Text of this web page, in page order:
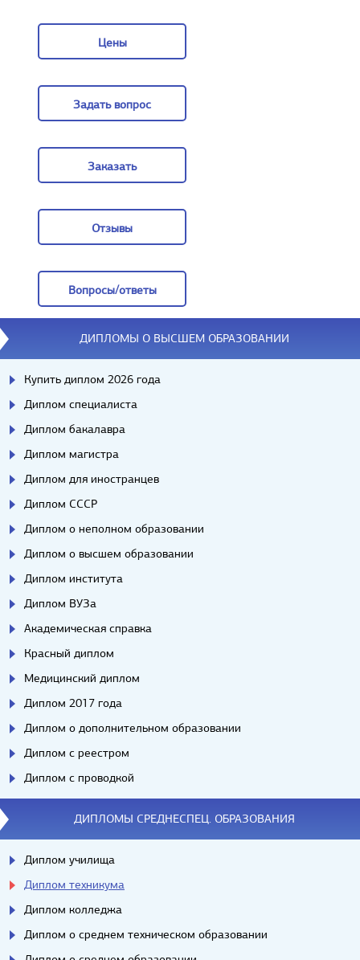
Цены
Задать вопрос
Заказать
Отзывы
Вопросы/ответы
Вопросы/ответы
ДИПЛОМЫ О ВЫСШЕМ ОБРАЗОВАНИИ
Купить диплом 2026 года
Диплом специалиста
Диплом бакалавра
Диплом магистра
Диплом для иностранцев
Диплом СССР
Диплом о неполном образовании
Диплом о высшем образовании
Диплом института
Диплом ВУЗа
Академическая справка
Красный диплом
Медицинский диплом
Диплом 2017 года
Диплом о дополнительном образовании
Диплом с реестром
Диплом с проводкой
ДИПЛОМЫ СРЕДНЕСПЕЦ. ОБРАЗОВАНИЯ
Диплом училища
Диплом техникума
Диплом колледжа
Диплом о среднем техническом образовании